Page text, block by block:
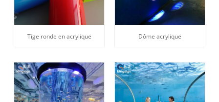
Tige ronde en acrylique Dôme acrylique